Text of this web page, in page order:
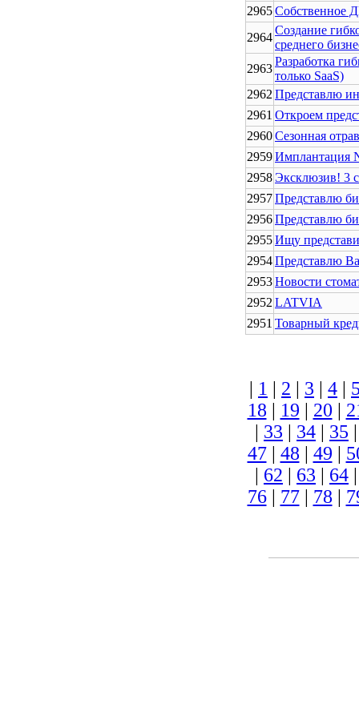
2965Собственное
2964
Создание
среднего
2963
Разработка
только SaaS)
2962 Представлю
2961 Откроем
2960Сезонная
2959Имплантация
2958Эксклюзив! 3
2957Представлю
2956Представлю
2955Ищу
2954Представлю
2953Новости
2952 LATVIA
2951 Товарный
| 1 | 2 | 3 | 4 |
18 | 19 | 20 |
| 33 | 34 | 35
47| 48 | 49 |
| 62 | 63 | 64
76| 77| 78 |